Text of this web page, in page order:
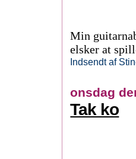
Min
elsker at
Indsendt af
onsdag
Tak ko